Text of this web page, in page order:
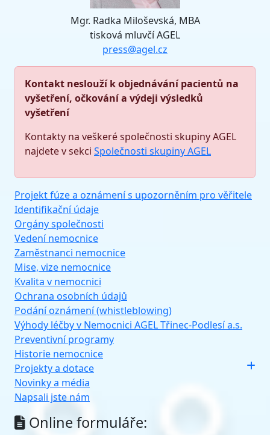
Mgr. Radka Miloševská, MBA
tisková mluvčí AGEL
press@agel.cz
Kontakt neslouží k objednávání pacientů na
vyšetření, očkování a výdeji výsledků
vyšetření
Kontakty na veškeré společnosti skupiny AGEL
najdete v sekci Společnosti skupiny AGEL
Projekt fúze a oznámení s upozorněním pro věřitele
Identifikační údaje
Orgány společnosti
Vedení nemocnice
Zaměstnanci nemocnice
Mise, vize nemocnice
Kvalita v nemocnici
Ochrana osobních údajů
Podání oznámení (whistleblowing)
Výhody léčby v Nemocnici AGEL Třinec-Podlesí a.s.
Preventivní programy
Historie nemocnice
Projekty a dotace
Novinky a média
Napsali jste nám
Online formuláře: